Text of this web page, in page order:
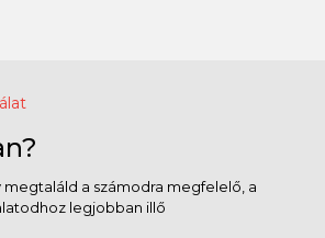
a számodra megfelelő, a
legjobban illő